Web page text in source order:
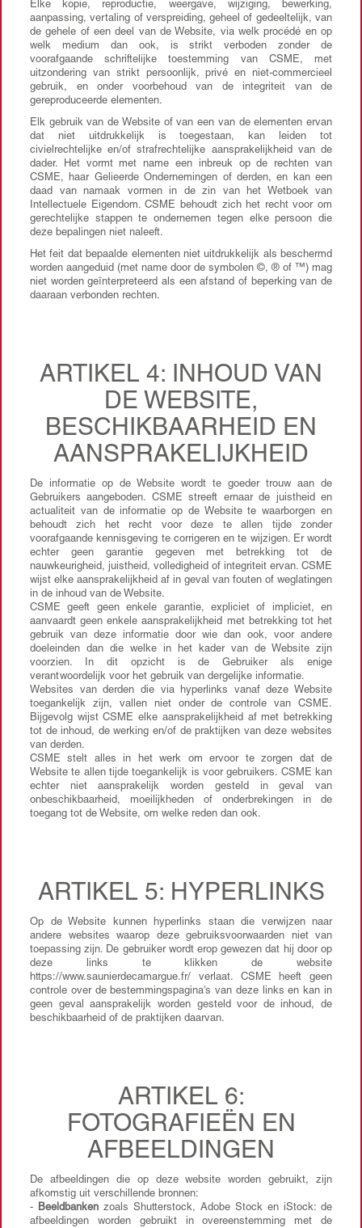
Elke kopie, reproductie, weergave, wijziging, bewerking,
aanpassing, vertaling of verspreiding, geheel of gedeeltelijk, van
de gehele of een deel van de Website, via welk procédé en op
welk medium dan ook, is strikt verboden zonder de
voorafgaande schriftelijke toestemming van CSME, met
uitzondering van strikt persoonlijk, privé en niet-commercieel
gebruik, en onder voorbehoud van de integriteit van de
gereproduceerde elementen.
Elk gebruik van de Website of van een van de elementen ervan
dat niet uitdrukkelijk is toegestaan, kan leiden tot
civielrechtelijke en/of strafrechtelijke aansprakelijkheid van de
dader. Het vormt met name een inbreuk op de rechten van
CSME, haar Gelieerde Ondernemingen of derden, en kan een
daad van namaak vormen in de zin van het Wetboek van
Intellectuele Eigendom. CSME behoudt zich het recht voor om
gerechtelijke stappen te ondernemen tegen elke persoon die
deze bepalingen niet naleeft.
Het feit dat bepaalde elementen niet uitdrukkelijk als beschermd
worden aangeduid (met name door de symbolen ©, ® of ™) mag
niet worden geïnterpreteerd als een afstand of beperking van de
daaraan verbonden rechten.
ARTIKEL 4: INHOUD VAN
DE WEBSITE,
BESCHIKBAARHEID EN
AANSPRAKELIJKHEID
De informatie op de Website wordt te goeder trouw aan de
Gebruikers aangeboden. CSME streeft ernaar de juistheid en
actualiteit van de informatie op de Website te waarborgen en
behoudt zich het recht voor deze te allen tijde zonder
voorafgaande kennisgeving te corrigeren en te wijzigen. Er wordt
echter geen garantie gegeven met betrekking tot de
nauwkeurigheid, juistheid, volledigheid of integriteit ervan. CSME
wijst elke aansprakelijkheid af in geval van fouten of weglatingen
in de inhoud van de Website.
CSME geeft geen enkele garantie, expliciet of impliciet, en
aanvaardt geen enkele aansprakelijkheid met betrekking tot het
gebruik van deze informatie door wie dan ook, voor andere
doeleinden dan die welke in het kader van de Website zijn
voorzien. In dit opzicht is de Gebruiker als enige
verantwoordelijk voor het gebruik van dergelijke informatie.
Websites van derden die via hyperlinks vanaf deze Website
toegankelijk zijn, vallen niet onder de controle van CSME.
Bijgevolg wijst CSME elke aansprakelijkheid af met betrekking
tot de inhoud, de werking en/of de praktijken van deze websites
van derden.
CSME stelt alles in het werk om ervoor te zorgen dat de
Website te allen tijde toegankelijk is voor gebruikers. CSME kan
echter niet aansprakelijk worden gesteld in geval van
onbeschikbaarheid, moeilijkheden of onderbrekingen in de
toegang tot de Website, om welke reden dan ook.
ARTIKEL 5: HYPERLINKS
Op de Website kunnen hyperlinks staan die verwijzen naar
andere websites waarop deze gebruiksvoorwaarden niet van
toepassing zijn. De gebruiker wordt erop gewezen dat hij door op
deze links te klikken de website
https://www.saunierdecamargue.fr/ verlaat. CSME heeft geen
controle over de bestemmingspagina's van deze links en kan in
geen geval aansprakelijk worden gesteld voor de inhoud, de
beschikbaarheid of de praktijken daarvan.
ARTIKEL 6:
FOTOGRAFIEËN EN
AFBEELDINGEN
De afbeeldingen die op deze website worden gebruikt, zijn
afkomstig uit verschillende bronnen:
- Beeldbankenzoals Shutterstock, Adobe Stock en iStock: de
afbeeldingen worden gebruikt in overeenstemming met de